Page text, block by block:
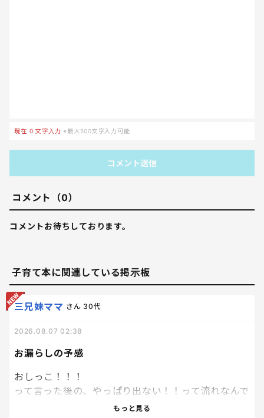
現在 0 文字入力 ※最大500文字入力可能
コメント送信
コメント（0）
コメントお待ちしております。
子育て本に関連している掲示板
お漏らしの予感
三兄妹ママ さん 30代
2026.08.07 02:38
おしっこ！！！
って言った後の、やっぱり出ない！！って流れなんで
もっと見る